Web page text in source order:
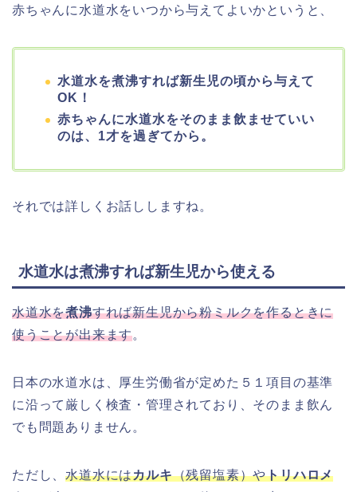
赤ちゃんに水道水をいつから与えてよいかというと、
水道水を煮沸すれば新生児の頃から与えて
OK！
赤ちゃんに水道水をそのまま飲ませていい
のは、1才を過ぎてから。
それでは詳しくお話ししますね。
水道水は煮沸すれば新生児から使える
水道水を煮沸すれば新生児から粉ミルクを作るときに
使うことが出来ます。
日本の水道水は、厚生労働省が定めた５１項目の基準
に沿って厳しく検査・管理されており、そのまま飲ん
でも問題ありません。
ただし、水道水にはカルキ（残留塩素）やトリハロメ